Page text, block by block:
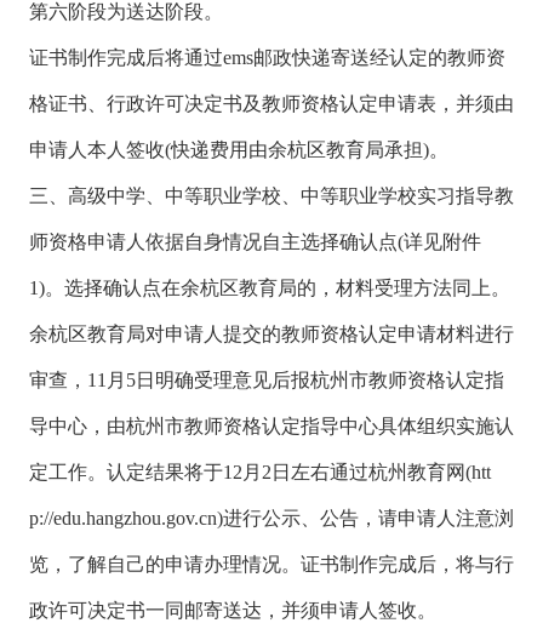
第六阶段为送达阶段。
证书制作完成后将通过ems邮政快递寄送经认定的教师资
格证书、行政许可决定书及教师资格认定申请表，并须由
申请人本人签收(快递费用由余杭区教育局承担)。
三、高级中学、中等职业学校、中等职业学校实习指导教
师资格申请人依据自身情况自主选择确认点(详见附件
1)。选择确认点在余杭区教育局的，材料受理方法同上。
余杭区教育局对申请人提交的教师资格认定申请材料进行
审查，11月5日明确受理意见后报杭州市教师资格认定指
导中心，由杭州市教师资格认定指导中心具体组织实施认
定工作。认定结果将于12月2日左右通过杭州教育网(htt
p://edu.hangzhou.gov.cn)进行公示、公告，请申请人注意浏
览，了解自己的申请办理情况。证书制作完成后，将与行
政许可决定书一同邮寄送达，并须申请人签收。